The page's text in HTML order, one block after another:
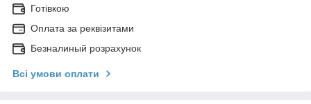
Готівкою
Оплата за реквізитами
Безналиный розрахунок
Всі умови оплати